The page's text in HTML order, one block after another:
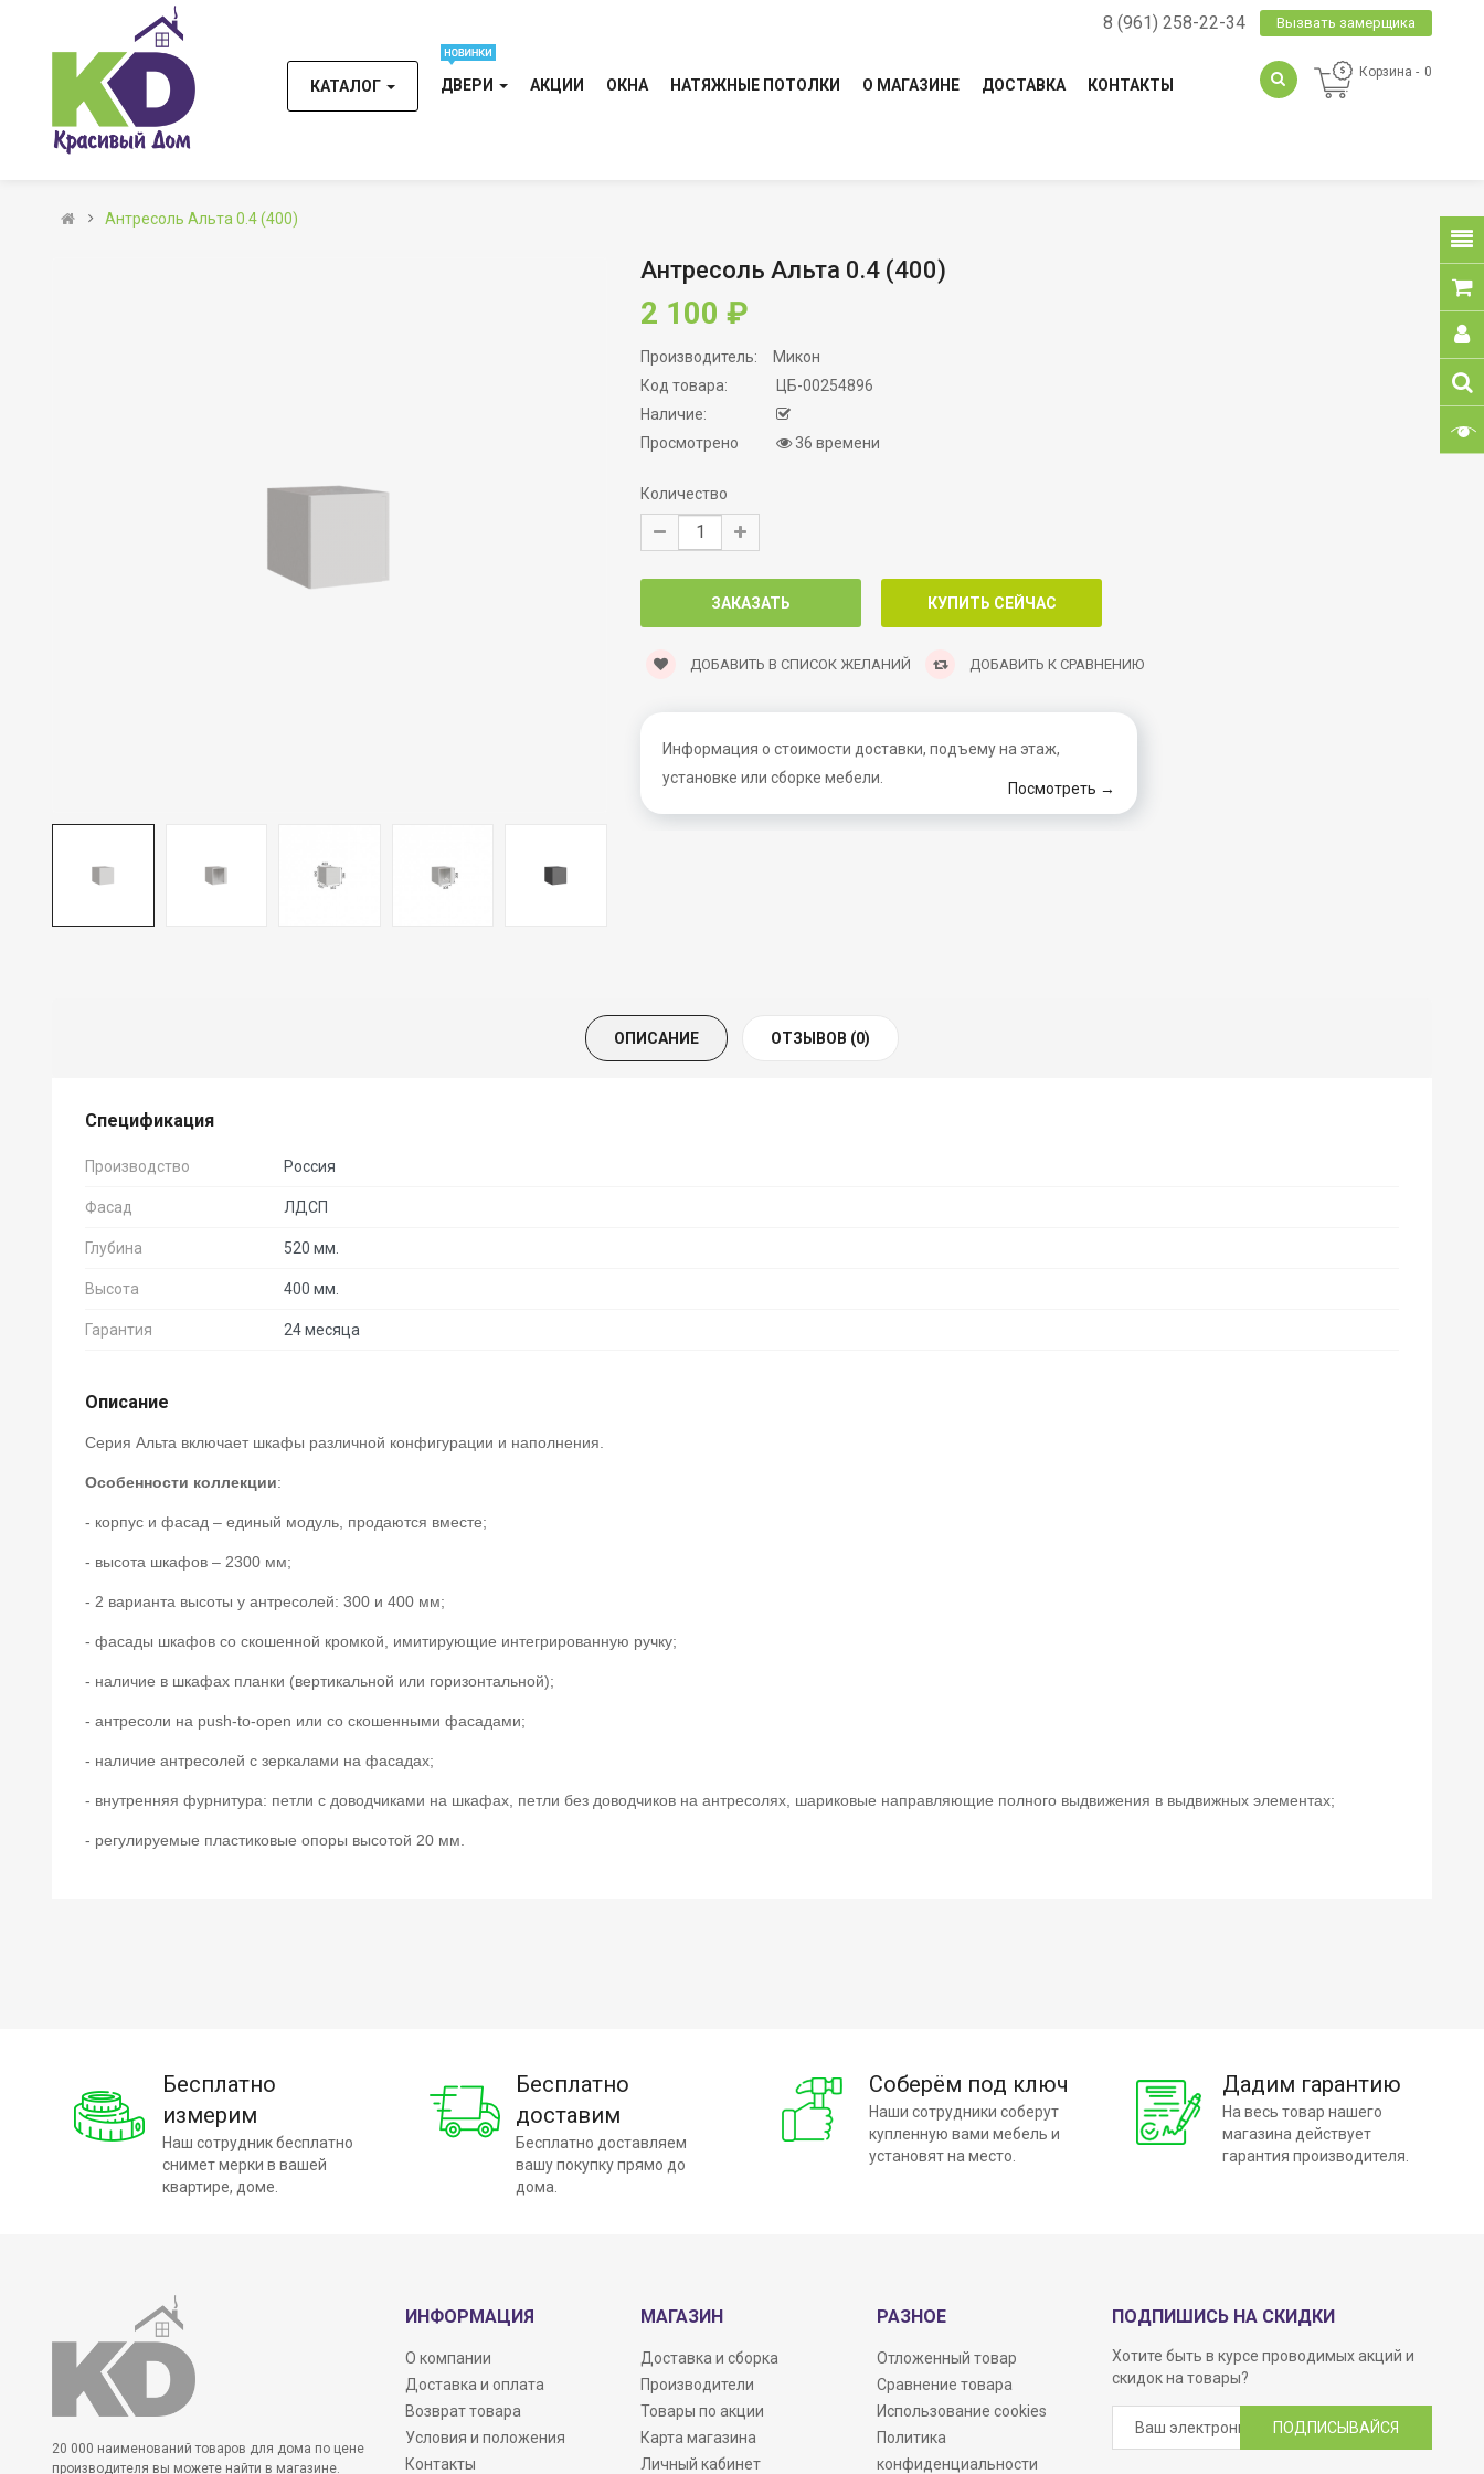
8 (961) 258-22-34 Вызвать замерщика
КАТАЛОГ ДВЕРИ АКЦИИ ОКНА НАТЯЖНЫЕ ПОТОЛКИ О МАГАЗИНЕ ДОСТАВКА КОНТАКТЫ
Корзина 0
Антресоль Альта 0.4 (400)
Антресоль Альта 0.4 (400)
2 100 ₽
Производитель:
Микон
Код товара:
ЦБ-00254896
Наличие:
Просмотрено
36 времени
Количество
ДОБАВИТЬ В СПИСОК ЖЕЛАНИЙ ДОБАВИТЬ К СРАВНЕНИЮ
Информация о стоимости доставки, подъему на этаж,
установке или сборке мебели.
Посмотреть →
ОПИСАНИЕ ОТЗЫВОВ (0)
Спецификация
Производство Россия
Фасад ЛДСП
Глубина 520 мм.
Высота 400 мм.
Гарантия 24 месяца
Описание
Серия Альта включает шкафы различной конфигурации и наполнения.
Особенности коллекции:
- корпус и фасад – единый модуль, продаются вместе;
- высота шкафов – 2300 мм;
- 2 варианта высоты у антресолей: 300 и 400 мм;
- фасады шкафов со скошенной кромкой, имитирующие интегрированную ручку;
- наличие в шкафах планки (вертикальной или горизонтальной);
- антресоли на push-to-open или со скошенными фасадами;
- наличие антресолей с зеркалами на фасадах;
- внутренняя фурнитура: петли с доводчиками на шкафах, петли без доводчиков на антресолях, шариковые направляющие полного выдвижения в выдвижных элементах;
- регулируемые пластиковые опоры высотой 20 мм.
Бесплатно
измерим
Наш сотрудник бесплатно
снимет мерки в вашей
квартире, доме.
Бесплатно
доставим
Бесплатно доставляем
вашу покупку прямо до
дома.
Соберём под ключ
Наши сотрудники соберут
купленную вами мебель и
установят на место.
Дадим гарантию
На весь товар нашего
магазина действует
гарантия производителя.
20 000 наименований товаров для дома по цене
производителя вы можете найти в магазине.
ИНФОРМАЦИЯ
О компании
Доставка и оплата
Возврат товара
Условия и положения
Контакты
МАГАЗИН
Доставка и сборка
Производители
Товары по акции
Карта магазина
Личный кабинет
РАЗНОЕ
Отложенный товар
Сравнение товара
Использование cookies
Политика
конфиденциальности
ПОДПИШИСЬ НА СКИДКИ
Хотите быть в курсе проводимых акций и
скидок на товары?
ПОДПИСЫВАЙСЯ